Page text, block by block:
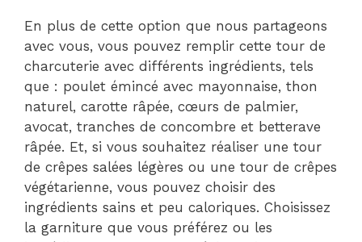
En plus de cette option que nous partageons
avec vous, vous pouvez remplir cette tour de
charcuterie avec différents ingrédients, tels
que : poulet émincé avec mayonnaise, thon
naturel, carotte râpée, cœurs de palmier,
avocat, tranches de concombre et betterave
râpée. Et, si vous souhaitez réaliser une tour
de crêpes salées légères ou une tour de crêpes
végétarienne, vous pouvez choisir des
ingrédients sains et peu caloriques. Choisissez
la garniture que vous préférez ou les